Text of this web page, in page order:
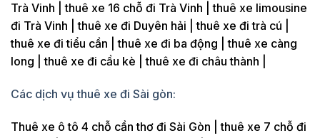
Trà Vinh | thuê xe 16 chỗ đi Trà Vinh | thuê xe limousine
đi Trà Vinh | thuê xe đi Duyên hải | thuê xe đi trà cú |
thuê xe đi tiểu cần | thuê xe đi ba động | thuê xe càng
long | thuê xe đi cầu kè | thuê xe đi châu thành |
Các dịch vụ thuê xe đi Sài gòn:
Thuê xe ô tô 4 chỗ cần thơ đi Sài Gòn | thuê xe 7 chỗ đi